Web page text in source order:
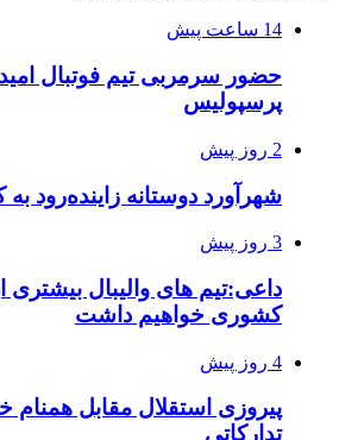
14 ساعت پیش
حضور سرمربی تیم فوتبال
پرسپولیس
2 روز پیش
شهرآورد دوستانه زاینده‌رود
3 روز پیش
داعی:تیم های والیبال بیشتری
کشوری خواهیم داشت
4 روز پیش
پیروزی استقلال مقابل همنام
تدارکاتی